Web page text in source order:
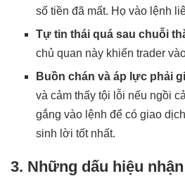
số tiền đã mất. Họ vào lệnh
Tự tin thái quá sau chuỗi
chủ quan này khiến trader
Buồn chán và áp lực phải
và cảm thấy tội lỗi nếu ngồi
gắng vào lệnh để có giao
sinh lời tốt nhất.
3. Những dấu hiệu